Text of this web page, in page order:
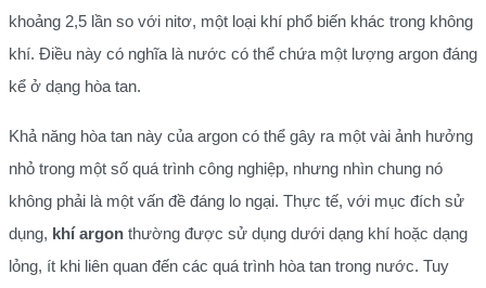
khoảng 2,5 lần so với nitơ, một loại khí phổ biến khác trong không
khí. Điều này có nghĩa là nước có thể chứa một lượng argon đáng
kể ở dạng hòa tan.
Khả năng hòa tan này của argon có thể gây ra một vài ảnh hưởng
nhỏ trong một số quá trình công nghiệp, nhưng nhìn chung nó
không phải là một vấn đề đáng lo ngại. Thực tế, với mục đích sử
dụng, khí argon thường được sử dụng dưới dạng khí hoặc dạng
lỏng, ít khi liên quan đến các quá trình hòa tan trong nước. Tuy